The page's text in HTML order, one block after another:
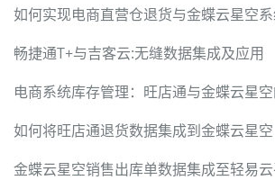
畅捷通T+与吉客云:无缝数据集成及应用
电商系统库存管理：旺店通与金蝶云星
如何将旺店通退货数据集成到金蝶云星空
金蝶云星空销售出库单数据集成至轻易